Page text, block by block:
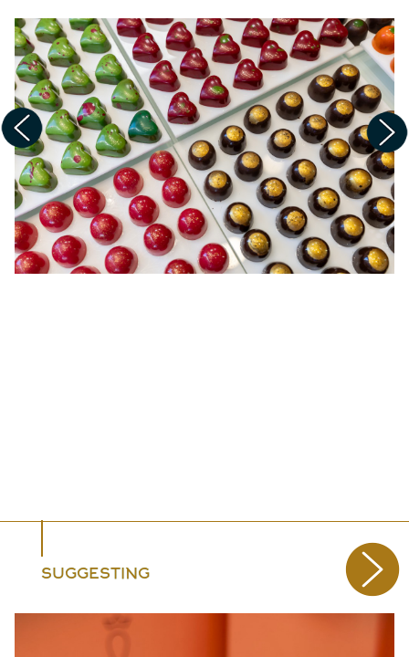
SUGGESTING